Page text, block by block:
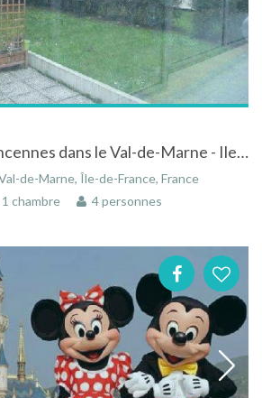
Appartement à Vincennes dans le Val-de-Marne - Ile-de-France
de-Marne, Île-de-France, France
1 chambre 4 personnes